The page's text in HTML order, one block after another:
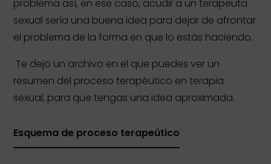
problema así, en ese caso, acudir a un terapeuta
sexual sería una buena idea para dejar de afrontar
el problema de la forma en que lo estás haciendo.
Te dejo un archivo en el que puedes ver un
resumen del proceso terapéutico en terapia
sexual, para que tengas una idea aproximada.
Esquema de proceso terapeútico